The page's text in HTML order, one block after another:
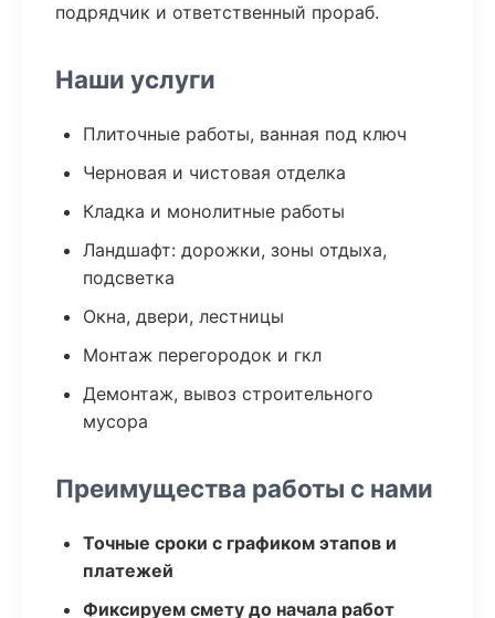
подрядчик и ответственный прораб.
Наши услуги
Плиточные работы, ванная под ключ
Черновая и чистовая отделка
Кладка и монолитные работы
Ландшафт: дорожки, зоны отдыха,
подсветка
Окна, двери, лестницы
Монтаж перегородок и гкл
Демонтаж, вывоз строительного
мусора
Преимущества работы с нами
Точные сроки с графиком этапов и
платежей
Фиксируем смету до начала работ